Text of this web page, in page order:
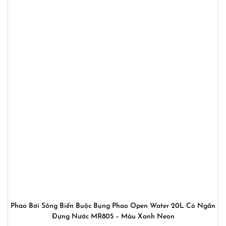
Phao Bơi Sông Biển Buộc Bụng Phao Open Water 20L Có Ngăn
Đựng Nước MR805 – Màu Xanh Neon